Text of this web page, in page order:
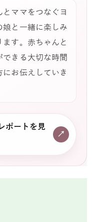
ママをつなぐヨ
娘と一緒に楽しみ
す。赤ちゃんと
きる大切な時間
お伝えしていき
ポートを見
↗